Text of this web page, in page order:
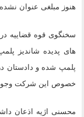
هنوز مبلغی عنوان
سخنگوی قوه قضاییه
های پدیده شاندیز
پلمپ شده و دادستان
خصوص این شرکت
محسنی اژیه اذعان